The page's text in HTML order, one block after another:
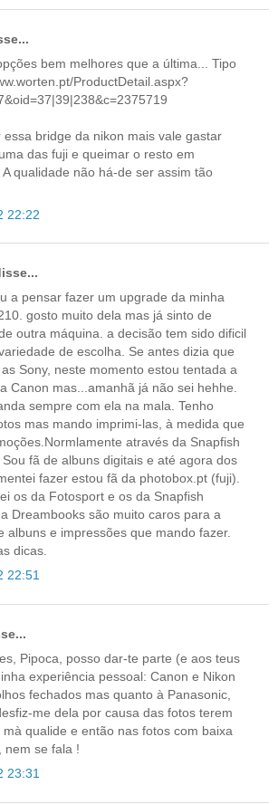
bem melhores que a última... Tipo
ProductDetail.aspx?
essa bridge da nikon mais vale gastar
das fuji e queimar o resto em
qualidade não há-de ser assim tão
22:22
a pensar fazer um upgrade da minha
gosto muito dela mas já sinto de
outra máquina. a decisão tem sido dificil
de escolha. Se antes dizia que
Sony, neste momento estou tentada a
Canon mas...amanhã já não sei hehhe.
sempre com ela na mala. Tenho
mas mando imprimi-las, à medida que
através da Snapfish
fã de albuns digitais e até agora dos
fazer estou fã da photobox.pt (fuji).
os da Fotosport e os da Snapfish
Dreambooks são muito caros para a
albuns e impressões que mando fazer.
dicas.
22:51
Pipoca, posso dar-te parte (e aos teus
experiência pessoal: Canon e Nikon
fechados mas quanto à Panasonic,
me dela por causa das fotos terem
qualide e então nas fotos com baixa
nem se fala !
23:31